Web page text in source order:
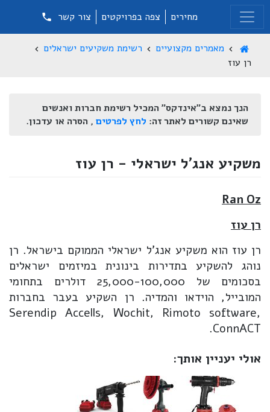
מחירים צפה בפרויקטים צור קשר
מאמרים מקצועיים
רשימת משקיעים ישראלים
רן עוז
הנך נמצא ב"אינדקס" המכיל רשימת חברות ואנשים
שאינם קשורים לאתר זה: לחץ לפרטים , הסרה או עדכון.
משקיע אנג'ל ישראלי - רן עוז
Ran Oz
רן עוז
רן עוז הוא משקיע אנג'ל ישראלי הממוקם בישראל. רן
נוהג להשקיע בתדירות בינונית במיזמים ישראלים
בסכומים של 25,000-100,000 דולרים בתחומי
המובייל, הוידאו והמדיה. רן השקיע בעבר בחברות
Serendip Accells, Wochit, Rimoto software,
ConnACT.
אולי יעניין אותך: